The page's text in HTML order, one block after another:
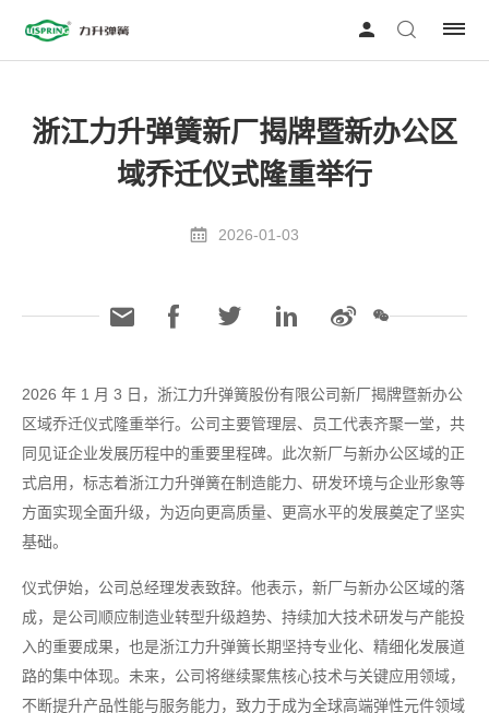
浙江力升弹簧新厂揭牌暨新办公区
域乔迁仪式隆重举行
2026-01-03
2026 年 1 月 3 日，浙江力升弹簧股份有限公司新厂揭牌暨新办公
区域乔迁仪式隆重举行。公司主要管理层、员工代表齐聚一堂，共
同见证企业发展历程中的重要里程碑。此次新厂与新办公区域的正
式启用，标志着浙江力升弹簧在制造能力、研发环境与企业形象等
方面实现全面升级，为迈向更高质量、更高水平的发展奠定了坚实
基础。
仪式伊始，公司总经理发表致辞。他表示，新厂与新办公区域的落
成，是公司顺应制造业转型升级趋势、持续加大技术研发与产能投
入的重要成果，也是浙江力升弹簧长期坚持专业化、精细化发展道
路的集中体现。未来，公司将继续聚焦核心技术与关键应用领域，
不断提升产品性能与服务能力，致力于成为全球高端弹性元件领域